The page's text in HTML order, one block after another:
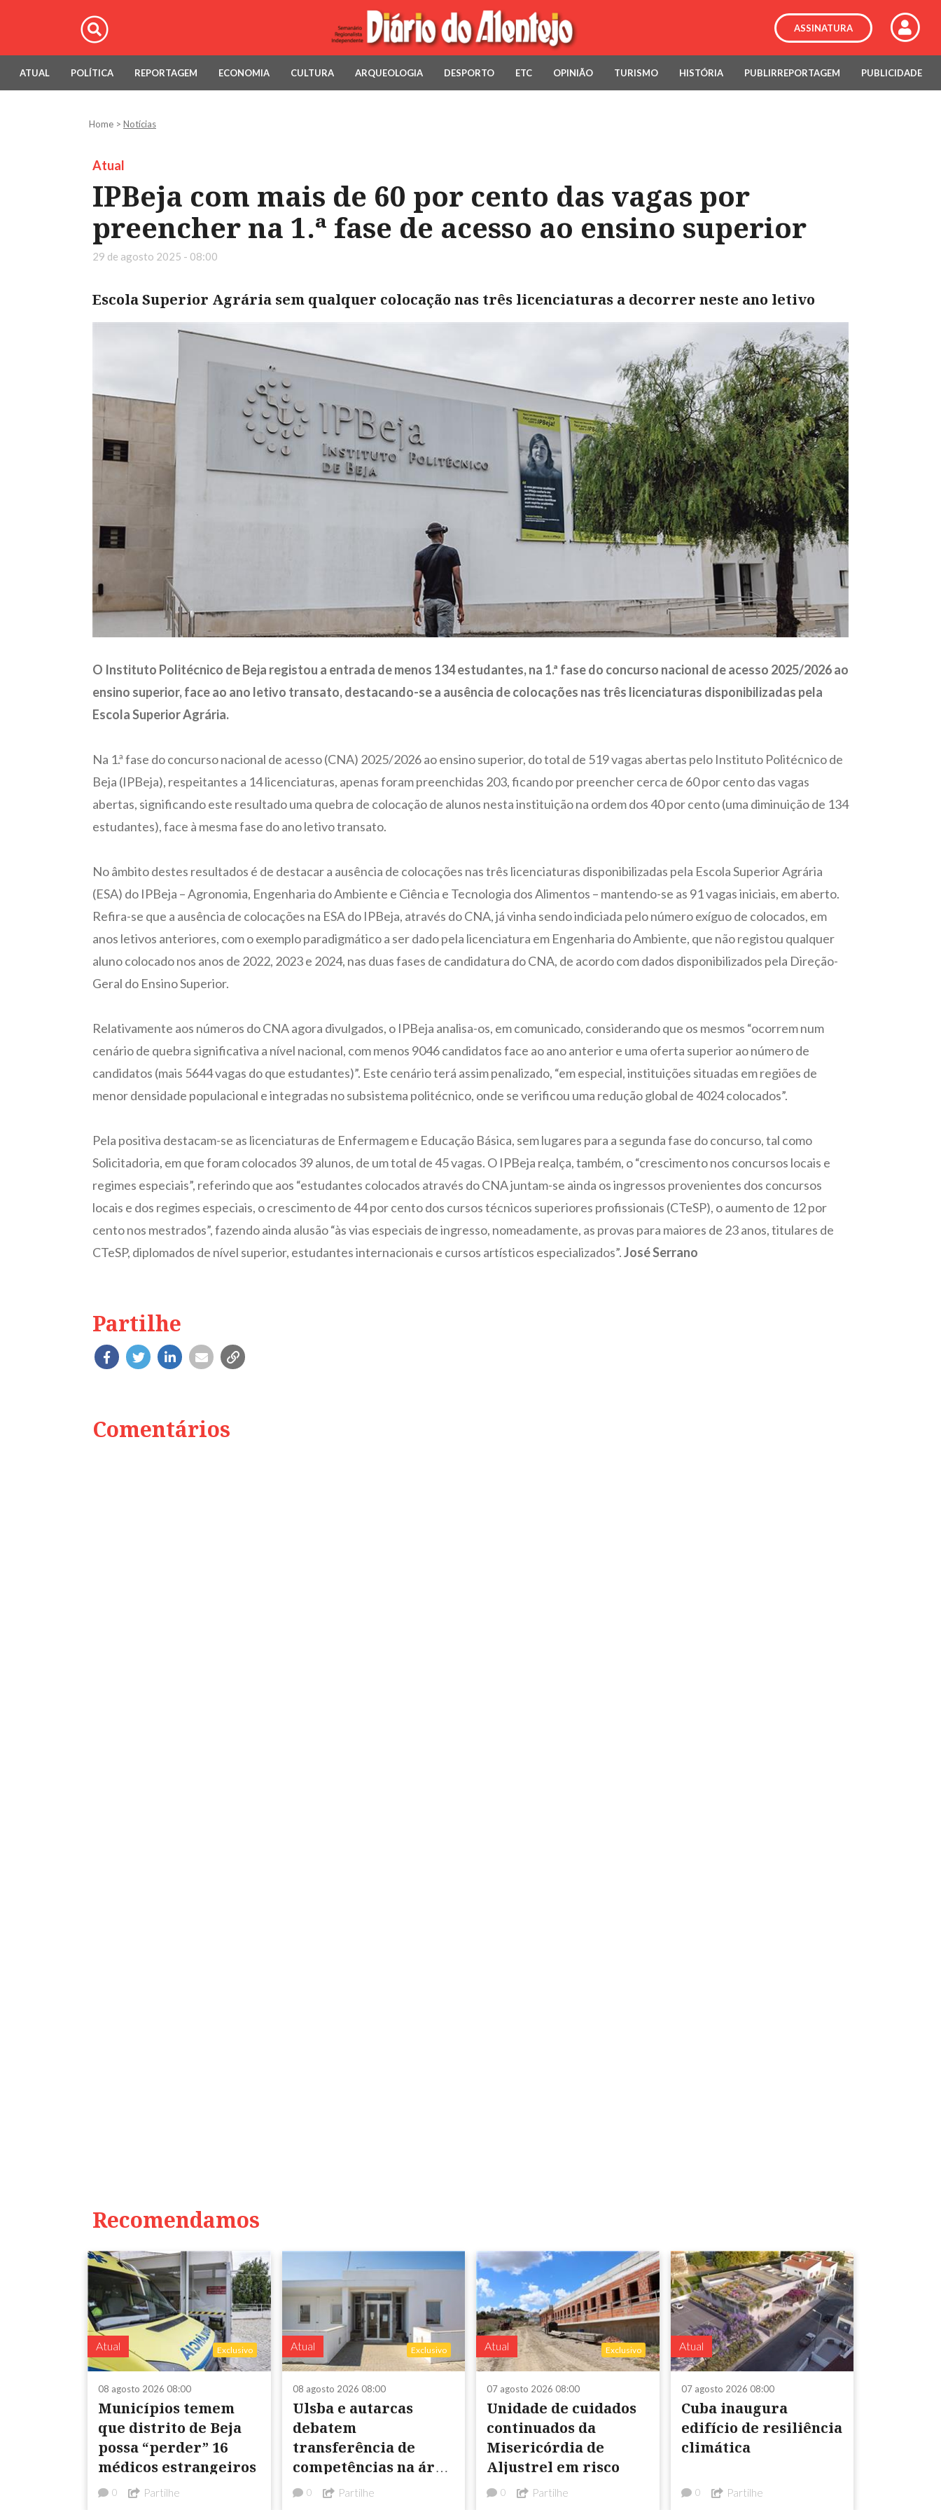
ASSINATURA
ATUAL POLÍTICA REPORTAGEM ECONOMIA CULTURA ARQUEOLOGIA DESPORTO ETC OPINIÃO TURISMO HISTÓRIA PUBLIRREPORTAGEM PUBLICIDADE
Home > Notícias
Atual
IPBeja com mais de 60 por cento das vagas por
preencher na 1.ª fase de acesso ao ensino superior
29 de agosto 2025 - 08:00
Escola Superior Agrária sem qualquer colocação nas três licenciaturas a decorrer neste ano letivo
O Instituto Politécnico de Beja registou a entrada de menos 134 estudantes, na 1.ª fase do concurso nacional de acesso 2025/2026 ao
ensino superior, face ao ano letivo transato, destacando-se a ausência de colocações nas três licenciaturas disponibilizadas pela
Escola Superior Agrária.
Na 1.ª fase do concurso nacional de acesso (CNA) 2025/2026 ao ensino superior, do total de 519 vagas abertas pelo Instituto Politécnico de
Beja (IPBeja), respeitantes a 14 licenciaturas, apenas foram preenchidas 203, ficando por preencher cerca de 60 por cento das vagas
abertas, significando este resultado uma quebra de colocação de alunos nesta instituição na ordem dos 40 por cento (uma diminuição de 134
estudantes), face à mesma fase do ano letivo transato.
No âmbito destes resultados é de destacar a ausência de colocações nas três licenciaturas disponibilizadas pela Escola Superior Agrária
(ESA) do IPBeja – Agronomia, Engenharia do Ambiente e Ciência e Tecnologia dos Alimentos – mantendo-se as 91 vagas iniciais, em aberto.
Refira-se que a ausência de colocações na ESA do IPBeja, através do CNA, já vinha sendo indiciada pelo número exíguo de colocados, em
anos letivos anteriores, com o exemplo paradigmático a ser dado pela licenciatura em Engenharia do Ambiente, que não registou qualquer
aluno colocado nos anos de 2022, 2023 e 2024, nas duas fases de candidatura do CNA, de acordo com dados disponibilizados pela Direção-
Geral do Ensino Superior.
Relativamente aos números do CNA agora divulgados, o IPBeja analisa-os, em comunicado, considerando que os mesmos “ocorrem num
cenário de quebra significativa a nível nacional, com menos 9046 candidatos face ao ano anterior e uma oferta superior ao número de
candidatos (mais 5644 vagas do que estudantes)”. Este cenário terá assim penalizado, “em especial, instituições situadas em regiões de
menor densidade populacional e integradas no subsistema politécnico, onde se verificou uma redução global de 4024 colocados”.
Pela positiva destacam-se as licenciaturas de Enfermagem e Educação Básica, sem lugares para a segunda fase do concurso, tal como
Solicitadoria, em que foram colocados 39 alunos, de um total de 45 vagas. O IPBeja realça, também, o “crescimento nos concursos locais e
regimes especiais”, referindo que aos “estudantes colocados através do CNA juntam-se ainda os ingressos provenientes dos concursos
locais e dos regimes especiais, o crescimento de 44 por cento dos cursos técnicos superiores profissionais (CTeSP), o aumento de 12 por
cento nos mestrados”, fazendo ainda alusão “às vias especiais de ingresso, nomeadamente, as provas para maiores de 23 anos, titulares de
CTeSP, diplomados de nível superior, estudantes internacionais e cursos artísticos especializados”.José Serrano
Partilhe
Comentários
Recomendamos
Atual Exclusivo
08 agosto 2026 08:00
Municípios temem
que distrito de Beja
possa “perder” 16
médicos estrangeiros
0 Partilhe
Atual Exclusivo
08 agosto 2026 08:00
Ulsba e autarcas
debatem
transferência de
competências na área
da Saúde
0 Partilhe
Atual Exclusivo
07 agosto 2026 08:00
Unidade de cuidados
continuados da
Misericórdia de
Aljustrel em risco
0 Partilhe
Atual
07 agosto 2026 08:00
Cuba inaugura
edifício de resiliência
climática
0 Partilhe